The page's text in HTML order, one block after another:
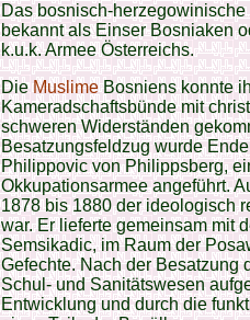
Das bosnisch-herzegowinische
bekannt als Einser Bosniaken
k.u.k. Armee Österreichs.
DieMuslimeBosniens konnte
Kameradschaftsbünde mit
schweren Widerständen
Besatzungsfeldzug wurde
Philippovic von Philippsberg,
Okkupationsarmee angeführt.
1878 bis 1880 der ideologisch
war. Er lieferte gemeinsam mit
Semsikadic, im Raum der
Gefechte. Nach der Besatzung
Schul- und Sanitätswesen
Entwicklung und durch die